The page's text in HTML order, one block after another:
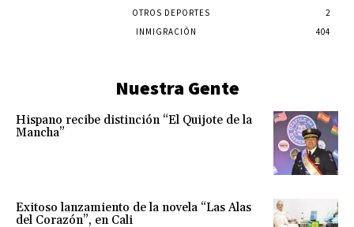
OTROS DEPORTES
2
INMIGRACIÓN
404
Nuestra Gente
Hispano recibe distinción “El Quijote de la
Mancha”
Exitoso lanzamiento de la novela “Las Alas
del Corazón”, en Cali